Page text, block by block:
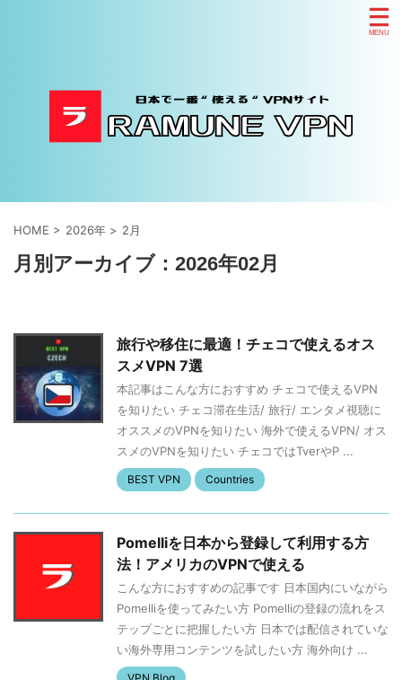
HOME > 2026年 > 2月
月別アーカイブ：2026年02月
旅行や移住に最適！チェコで使えるオス
スメVPN 7選
本記事はこんな方におすすめ チェコで使えるVPN
を知りたい チェコ滞在生活/ 旅行/ エンタメ視聴に
オススメのVPNを知りたい 海外で使えるVPN/ オス
スメのVPNを知りたい チェコではTverやP ...
BEST VPN Countries
Pomelliを日本から登録して利用する方
法！アメリカのVPNで使える
こんな方におすすめの記事です 日本国内にいながら
Pomelliを使ってみたい方 Pomelliの登録の流れをス
テップごとに把握したい方 日本では配信されていな
い海外専用コンテンツを試したい方 海外向け ...